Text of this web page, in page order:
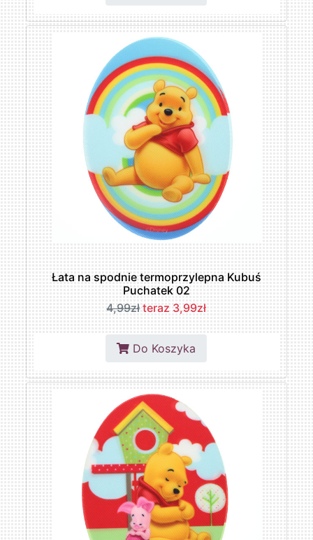
Łata na spodnie termoprzylepna Kubuś
Puchatek 02
4,99zł teraz 3,99zł
Do Koszyka